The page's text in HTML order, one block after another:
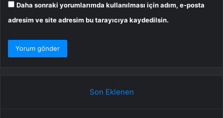
Daha sonraki yorumlarımda kullanılması için adım, e-posta
adresim ve site adresim bu tarayıcıya kaydedilsin.
Son Eklenen